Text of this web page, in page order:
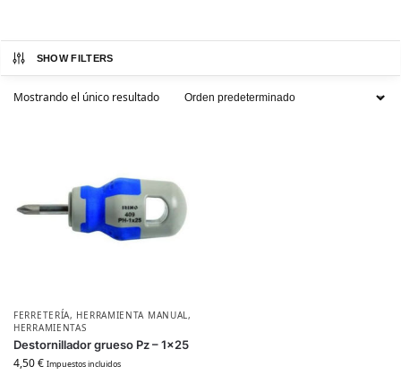
SHOW FILTERS
Mostrando el único resultado
FERRETERÍA, HERRAMIENTA MANUAL,
HERRAMIENTAS
Destornillador grueso Pz – 1×25
4,50€ Impuestos incluidos